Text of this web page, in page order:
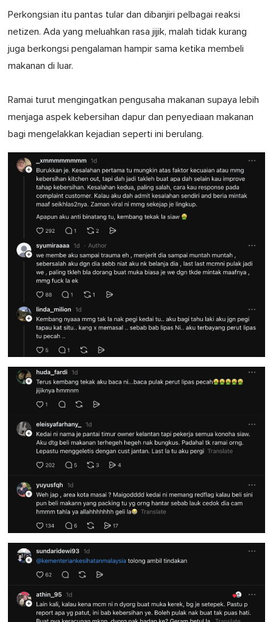
Perkongsian itu pantas tular dan dibanjiri pelbagai reaksi
netizen. Ada yang meluahkan rasa jijik, malah tidak kurang
juga berkongsi pengalaman hampir sama ketika membeli
makanan di luar.
Ramai turut mengingatkan pengusaha makanan supaya lebih
menjaga aspek kebersihan dapur dan penyediaan makanan
bagi mengelakkan kejadian seperti ini berulang.